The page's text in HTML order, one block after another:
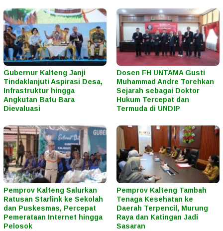
Gubernur Kalteng Janji
Tindaklanjuti Aspirasi Desa,
Infrastruktur hingga
Angkutan Batu Bara
Dievaluasi
Dosen FH UNTAMA Gusti
Muhammad Andre Torehkan
Sejarah sebagai Doktor
Hukum Tercepat dan
Termuda di UNDIP
Pemprov Kalteng Salurkan
Ratusan Starlink ke Sekolah
dan Puskesmas, Percepat
Pemerataan Internet hingga
Pelosok
Pemprov Kalteng Tambah
Tenaga Kesehatan ke
Daerah Terpencil, Murung
Raya dan Katingan Jadi
Sasaran